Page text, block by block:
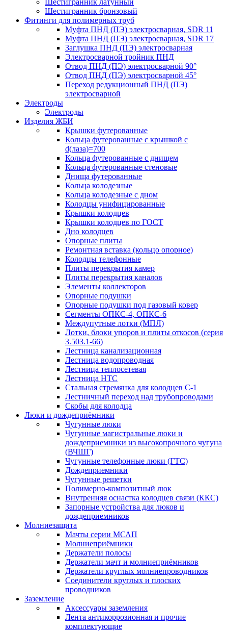
Шестигранник латунный
Шестигранник бронзовый
Фитинги для полимерных труб
Муфта ПНД (ПЭ) электросварная, SDR 11
Муфта ПНД (ПЭ) электросварная, SDR 17
Заглушка ПНД (ПЭ) электросварная
Электросварной тройник ПНД
Отвод ПНД (ПЭ) электросварной 90°
Отвод ПНД (ПЭ) электросварной 45°
Переход редукционный ПНД (ПЭ)
электросварной
Электроды
Электроды
Изделия ЖБИ
Крышки футерованные
Кольца футерованные с крышкой с
d(лаза)=700
Кольца футерованные с днищем
Кольца футерованные стеновые
Днища футерованные
Кольца колодезные
Кольца колодезные с дном
Колодцы унифицированные
Крышки колодцев
Крышки колодцев по ГОСТ
Дно колодцев
Опорные плиты
Ремонтная вставка (кольцо опорное)
Колодцы телефонные
Плиты перекрытия камер
Плиты перекрытия каналов
Элементы коллекторов
Опорные подушки
Опорные подушки под газовый ковер
Сегменты ОПКС-4, ОПКС-6
Междупутные лотки (МПЛ)
Лотки, блоки упоров и плиты откосов (серия
3.503.1-66)
Лестница канализационная
Лестница водопроводная
Лестница теплосетевая
Лестница НТС
Стальная стремянка для колодцев С-1
Лестничный переход над трубопроводами
Скобы для колодца
Люки и дождеприёмники
Чугунные люки
Чугунные магистральные люки и
дождеприемники из высокопрочного чугуна
(ВЧШГ)
Чугунные телефонные люки (ГТС)
Дождеприемники
Чугунные решетки
Полимерно-композитный люк
Внутренняя оснастка колодцев связи (ККС)
Запорные устройства для люков и
дождеприемников
Молниезащита
Мачты серии МСАП
Молниеприёмники
Держатели полосы
Держатели мачт и молниеприёмников
Держатели круглых молниепроводников
Cоединители круглых и плоских
проводников
Заземление
Аксессуары заземления
Лента антикоррозионная и прочие
комплектующие